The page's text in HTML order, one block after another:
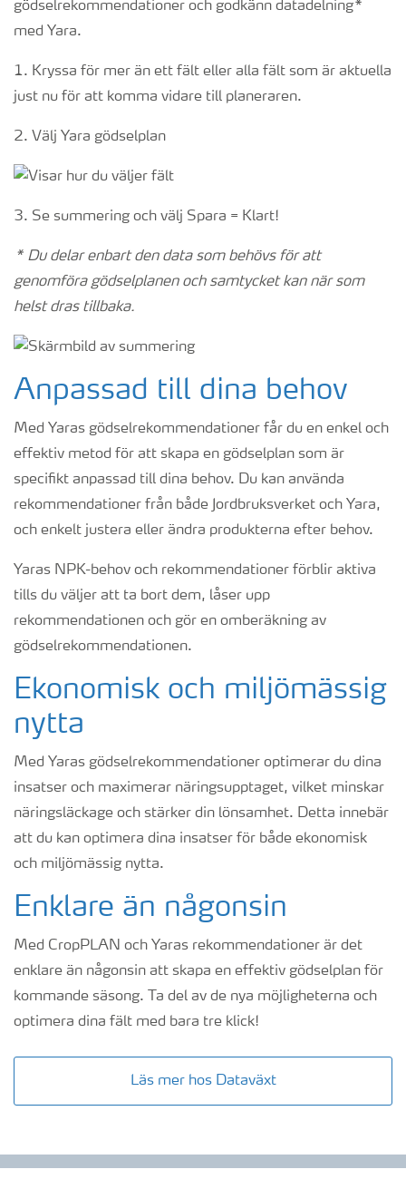
gödselrekommendationer och godkänn datadelning*
med Yara.
1. Kryssa för mer än ett fält eller alla fält som är aktuella
just nu för att komma vidare till planeraren.
2. Välj Yara gödselplan
3. Se summering och välj Spara = Klart!
* Du delar enbart den data som behövs för att
genomföra gödselplanen och samtycket kan när som
helst dras tillbaka.
Anpassad till dina behov
Med Yaras gödselrekommendationer får du en enkel och
effektiv metod för att skapa en gödselplan som är
specifikt anpassad till dina behov. Du kan använda
rekommendationer från både Jordbruksverket och Yara,
och enkelt justera eller ändra produkterna efter behov.
Yaras NPK-behov och rekommendationer förblir aktiva
tills du väljer att ta bort dem, låser upp
rekommendationen och gör en omberäkning av
gödselrekommendationen.
Ekonomisk och miljömässig
nytta
Med Yaras gödselrekommendationer optimerar du dina
insatser och maximerar näringsupptaget, vilket minskar
näringsläckage och stärker din lönsamhet. Detta innebär
att du kan optimera dina insatser för både ekonomisk
och miljömässig nytta.
Enklare än någonsin
Med CropPLAN och Yaras rekommendationer är det
enklare än någonsin att skapa en effektiv gödselplan för
kommande säsong. Ta del av de nya möjligheterna och
optimera dina fält med bara tre klick!
Läs mer hos Dataväxt